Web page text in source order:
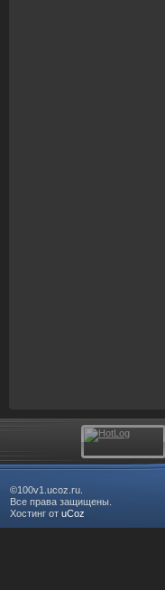
©100v1.ucoz.ru.
Все права защищены.
Хостинг от uCoz